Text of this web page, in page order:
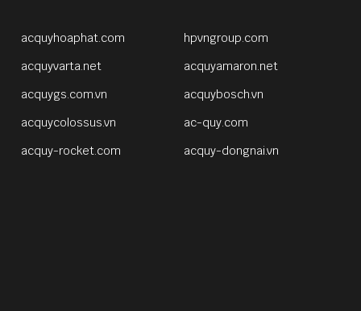
acquyhoaphat.com
hpvngroup.com
acquyvarta.net
acquyamaron.net
acquygs.com.vn
acquybosch.vn
acquycolossus.vn
ac-quy.com
acquy-rocket.com
acquy-dongnai.vn